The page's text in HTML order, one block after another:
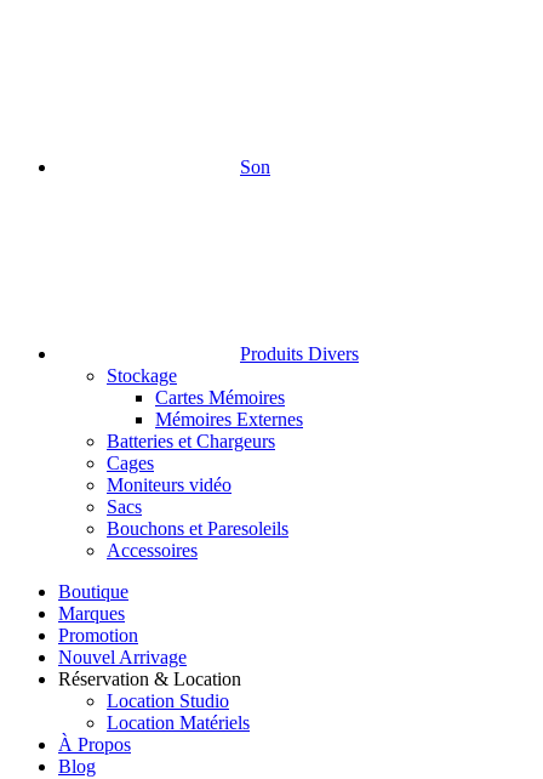
Son
Produits Divers
Stockage
Cartes Mémoires
Mémoires Externes
Batteries et Chargeurs
Cages
Moniteurs vidéo
Sacs
Bouchons et Paresoleils
Accessoires
Boutique
Marques
Promotion
Nouvel Arrivage
Réservation & Location
Location Studio
Location Matériels
À Propos
Blog